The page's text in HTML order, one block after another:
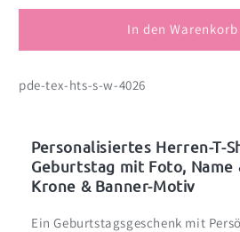
T-
zum
personalisiert
Name
&amp;
Text
|
Krone
T-
Shirt
zum
personalisiert
Name
&amp;
Text
|
Krone
In den
pde-tex-hts-s-w-4026
Personalisiertes Herren-T-
Geburtstag mit Foto, Name
Krone & Banner-Motiv
Ein Geburtstagsgeschenk mit